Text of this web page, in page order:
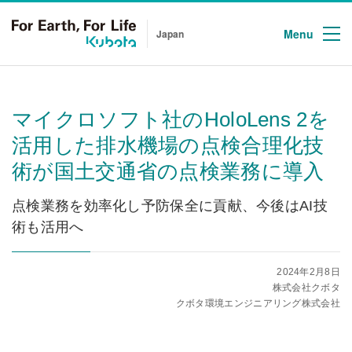
Japan Menu
マイクロソフト社のHoloLens 2を
活用した排水機場の点検合理化技
術が国土交通省の点検業務に導入
点検業務を効率化し予防保全に貢献、今後はAI技
術も活用へ
2024年2月8日
株式会社クボタ
クボタ環境エンジニアリング株式会社